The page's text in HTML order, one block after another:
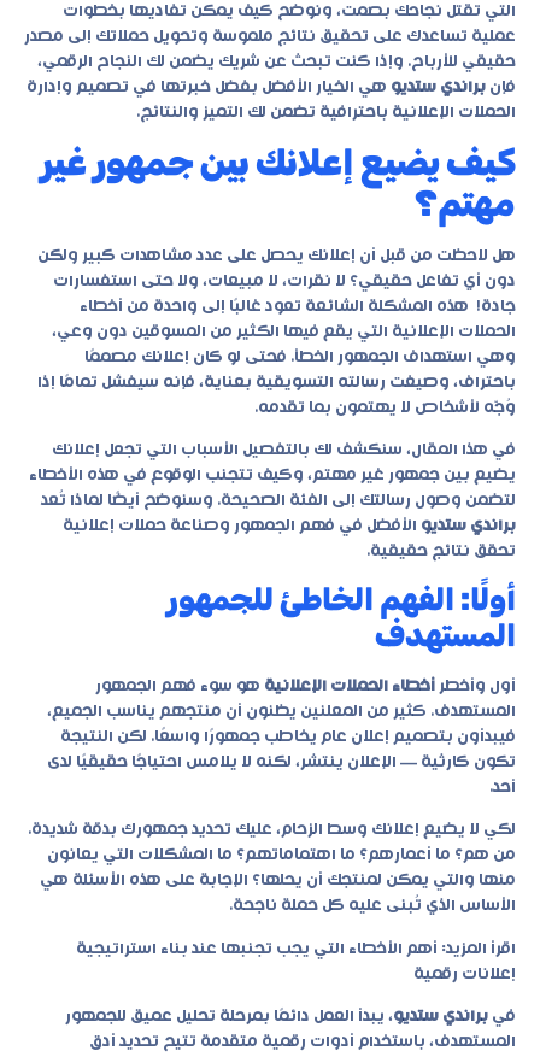
التي تقتل نجاحك بصمت، ونوضح كيف يمكن تفاديها بخطوات
عملية تساعدك على تحقيق نتائج ملموسة وتحويل حملاتك إلى مصدر
حقيقي للأرباح. وإذا كنت تبحث عن شريك يضمن لك النجاح الرقمي،
فإن براندي ستديو هي الخيار الأفضل بفضل خبرتها في تصميم وإدارة
الحملات الإعلانية باحترافية تضمن لك التميز والنتائج.
كيف يضيع إعلانك بين جمهور غير
مهتم؟
هل لاحظت من قبل أن إعلانك يحصل على عدد مشاهدات كبير ولكن
دون أي تفاعل حقيقي؟ لا نقرات، لا مبيعات، ولا حتى استفسارات
جادة! هذه المشكلة الشائعة تعود غالبًا إلى واحدة من أخطاء
الحملات الإعلانية التي يقع فيها الكثير من المسوقين دون وعي،
وهي استهداف الجمهور الخطأ. فحتى لو كان إعلانك مصممًا
باحتراف، وصيغت رسالته التسويقية بعناية، فإنه سيفشل تمامًا إذا
وُجّه لأشخاص لا يهتمون بما تقدمه.
في هذا المقال، سنكشف لك بالتفصيل الأسباب التي تجعل إعلانك
يضيع بين جمهور غير مهتم، وكيف تتجنب الوقوع في هذه الأخطاء
لتضمن وصول رسالتك إلى الفئة الصحيحة. وسنوضح أيضًا لماذا تُعد
براندي ستديو الأفضل في فهم الجمهور وصناعة حملات إعلانية
تحقق نتائج حقيقية.
أولًا: الفهم الخاطئ للجمهور
المستهدف
أول وأخطر أخطاء الحملات الإعلانية هو سوء فهم الجمهور
المستهدف. كثير من المعلنين يظنون أن منتجهم يناسب الجميع،
فيبدأون بتصميم إعلان عام يخاطب جمهورًا واسعًا. لكن النتيجة
تكون كارثية — الإعلان ينتشر، لكنه لا يلامس احتياجًا حقيقيًا لدى
أحد.
لكي لا يضيع إعلانك وسط الزحام، عليك تحديد جمهورك بدقة شديدة.
من هم؟ ما أعمارهم؟ ما اهتماماتهم؟ ما المشكلات التي يعانون
منها والتي يمكن لمنتجك أن يحلها؟ الإجابة على هذه الأسئلة هي
الأساس الذي تُبنى عليه كل حملة ناجحة.
اقرأ المزيد: أهم الأخطاء التي يجب تجنبها عند بناء استراتيجية
إعلانات رقمية
في براندي ستديو، يبدأ العمل دائمًا بمرحلة تحليل عميق للجمهور
المستهدف، باستخدام أدوات رقمية متقدمة تتيح تحديد أدق